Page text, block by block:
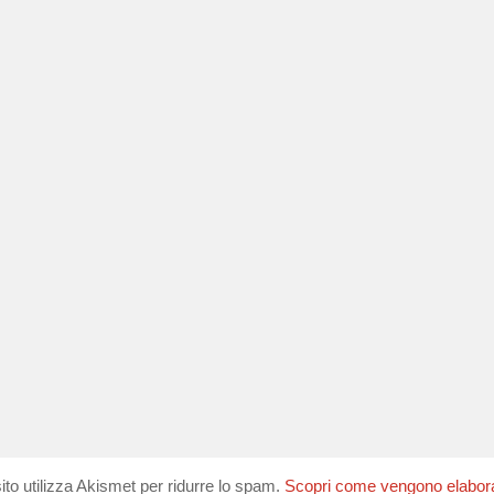
utilizza Akismet per ridurre lo spam. Scopri come vengono